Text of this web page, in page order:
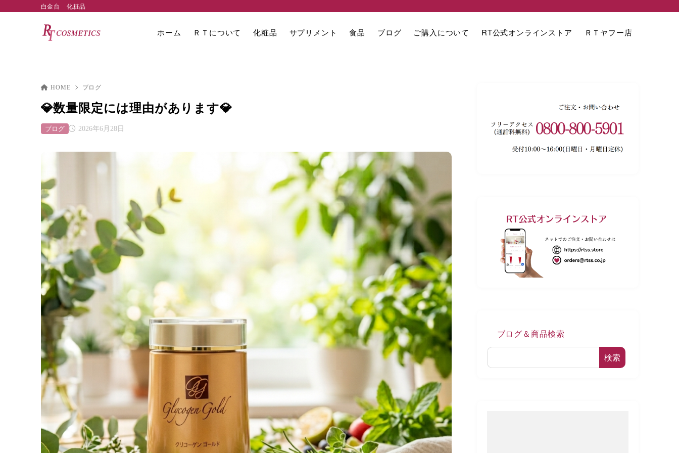
白金台 化粧品
ホーム ＲＴについて 化粧品 サプリメント 食品 ブログ ご購入について RT公式オンラインストア ＲＴヤフー店
HOME ブログ
💎数量限定には理由があります💎
2026年6月28日
ブログ
ブログ＆商品検索
検索